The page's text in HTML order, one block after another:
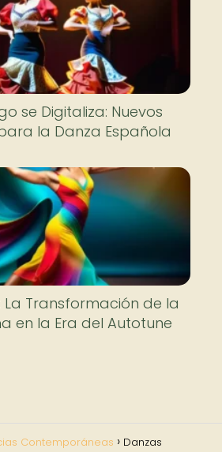
se Digitaliza: Nuevos
la Danza Española
La Transformación de la
en la Era del Autotune
Contemporáneas Danzas